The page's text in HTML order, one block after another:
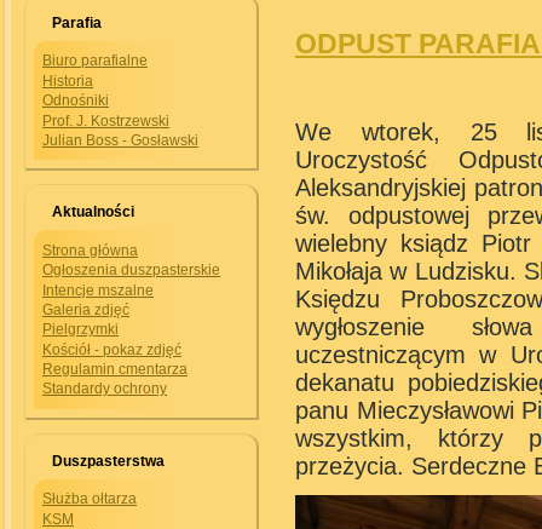
Parafia
Biuro parafialne
Historia
Odnośniki
Prof. J. Kostrzewski
Julian Boss - Gosławski
Aktualności
Strona główna
Ogłoszenia duszpasterskie
Intencje mszalne
Galeria zdjęć
Pielgrzymki
Kościół - pokaz zdjęć
Regulamin cmentarza
Standardy ochrony
Duszpasterstwa
Służba ołtarza
KSM
ODPUST
We wtorek, 25
Uroczystość
Aleksandryjskiej
św. odpustowej
wielebny ksiądz
Mikołaja w Ludzisku.
Księdzu
wygłoszenie
uczestniczącym w
dekanatu
panu Mieczysławowi
wszystkim, którzy
przeżycia. Serdeczne